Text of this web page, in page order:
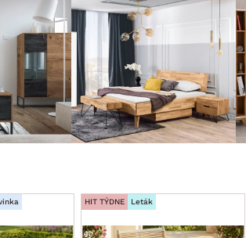
HIT TÝDNE Leták